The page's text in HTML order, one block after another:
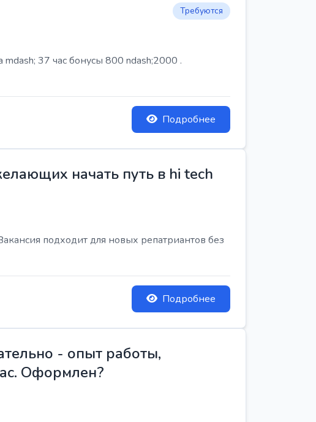
Требуются
37 час бонусы 800 ndash;2000 .
Подробнее
начать путь в hi tech
подходит для новых репатриантов без
Подробнее
- опыт работы,
Оформлен?